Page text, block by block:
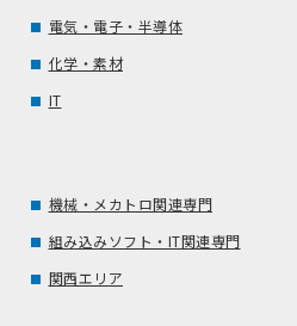
電気・電子・半導体
化学・素材
IT
機械・メカトロ関連専門
組み込みソフト・IT関連専門
関西エリア